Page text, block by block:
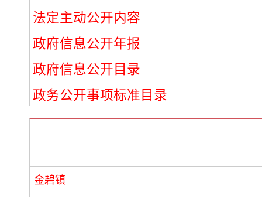
法定主动公开内容
政府信息公开年报
政府信息公开目录
政务公开事项标准目录
金碧镇